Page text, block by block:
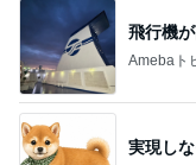
飛行機
Amebaト
実現し